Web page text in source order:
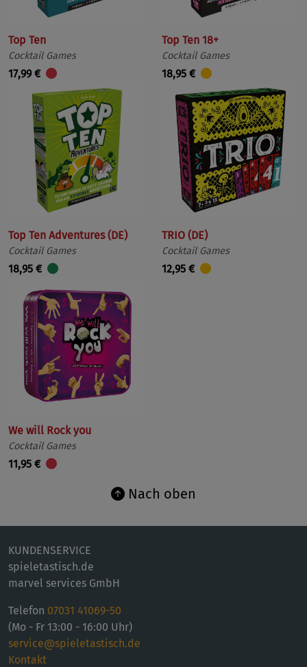
Top Ten
Cocktail Games
17,99 €
Top Ten 18+
Cocktail Games
18,95 €
Top Ten Adventures (DE)
Cocktail Games
18,95 €
TRIO (DE)
Cocktail Games
12,95 €
We will Rock you
Cocktail Games
11,95 €
Nach oben
KUNDENSERVICE
spieletastisch.de
marvel services GmbH
Telefon 07031 41069-50
(Mo - Fr 13:00 - 16:00 Uhr)
service@spieletastisch.de
Kontakt